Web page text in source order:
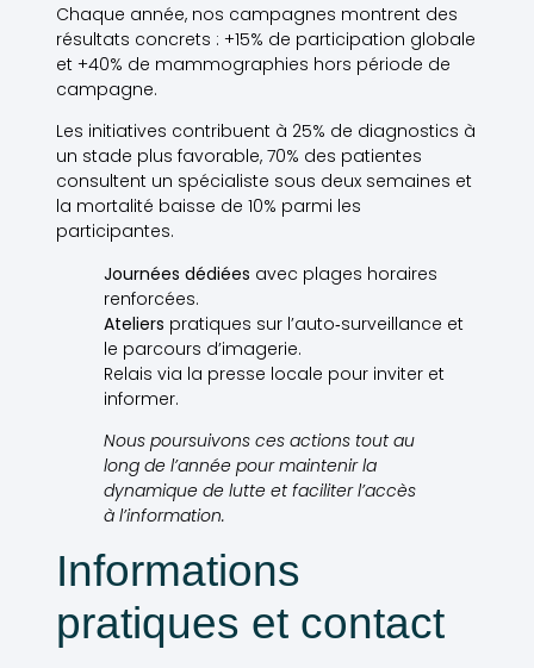
Chaque année, nos campagnes montrent des
résultats concrets : +15% de participation globale
et +40% de mammographies hors période de
campagne.
Les initiatives contribuent à 25% de diagnostics à
un stade plus favorable, 70% des patientes
consultent un spécialiste sous deux semaines et
la mortalité baisse de 10% parmi les
participantes.
Journées dédiées avec plages horaires
renforcées.
Ateliers pratiques sur l’auto‑surveillance et
le parcours d’imagerie.
Relais via la presse locale pour inviter et
informer.
Nous poursuivons ces actions tout au
long de l’année pour maintenir la
dynamique de lutte et faciliter l’accès
à l’information.
Informations
pratiques et contact